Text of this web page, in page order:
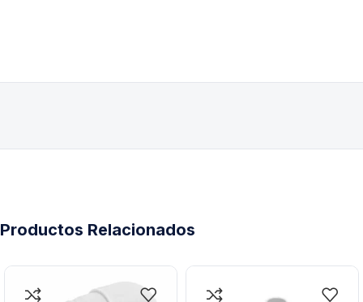
Productos Relacionados